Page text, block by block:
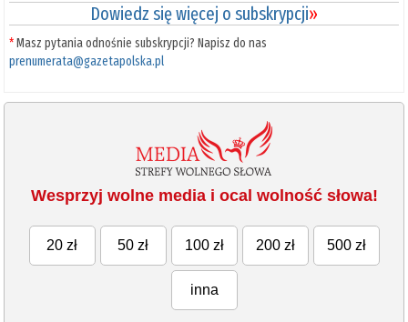
Dowiedz się więcej o subskrypcji»
*Masz pytania odnośnie subskrypcji? Napisz do nas
prenumerata@gazetapolska.pl
Wesprzyj wolne media i ocal wolność słowa!
20 zł 50 zł 100 zł 200 zł 500 zł
inna